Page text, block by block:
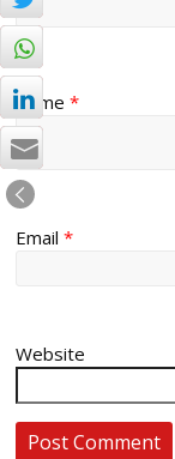
Name*
Email*
Website